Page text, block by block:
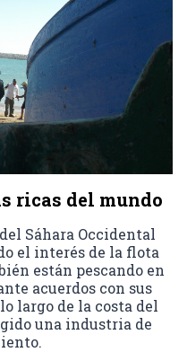
ricas del mundo
Sáhara Occidental
el interés de la flota
están pescando en
acuerdos con sus
largo de la costa del
una industria de